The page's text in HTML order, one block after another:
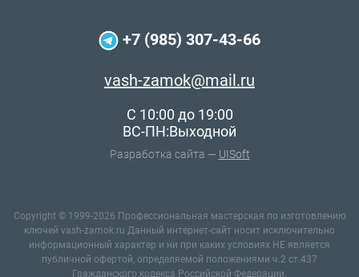
+7 (985) 307-43-66
vash-zamok@mail.ru
C 10:00 до 19:00
ВС-ПН:Выходной
Разработка сайта — UISoft
Copyright © 1999-2026 Профессиональная мастерская по изготовлению
ключей vash-zamok.ru Данный интернет-сайт носит исключительно
информационный характер и ни при каких условиях НЕ является
публичной офертой, определяемой положениями ч.2 ст.437
Гражданского кодекса Российской Федерации.